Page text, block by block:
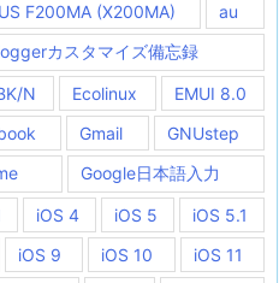
F200MA (X200MA)
au
カスタマイズ備忘録
N Ecolinux
EMUI 8.0
Gmail
GNUstep
Google日本語入力
iOS 4 iOS 5
iOS 5.1
iOS 9 iOS 10
iOS 11